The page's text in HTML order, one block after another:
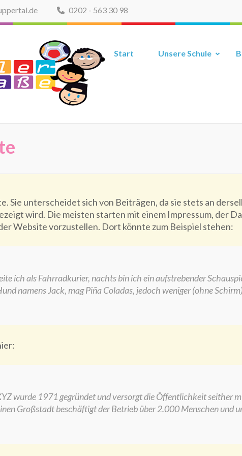
0202 - 563 30 98
Grundschule
Start Unsere Schule
Sie unterscheidet sich von Beiträgen, da sie stets an
wird. Die meisten starten mit einem Impressum, der
Website vorzustellen. Dort könnte zum Beispiel stehen:
ich als Fahrradkurier, nachts bin ich ein aufstrebender
namens Jack, mag Piña Coladas, jedoch weniger (ohne
wurde 1971 gegründet und versorgt die Öffentlichkeit seither
Großstadt beschäftigt der Betrieb über 2.000 Menschen